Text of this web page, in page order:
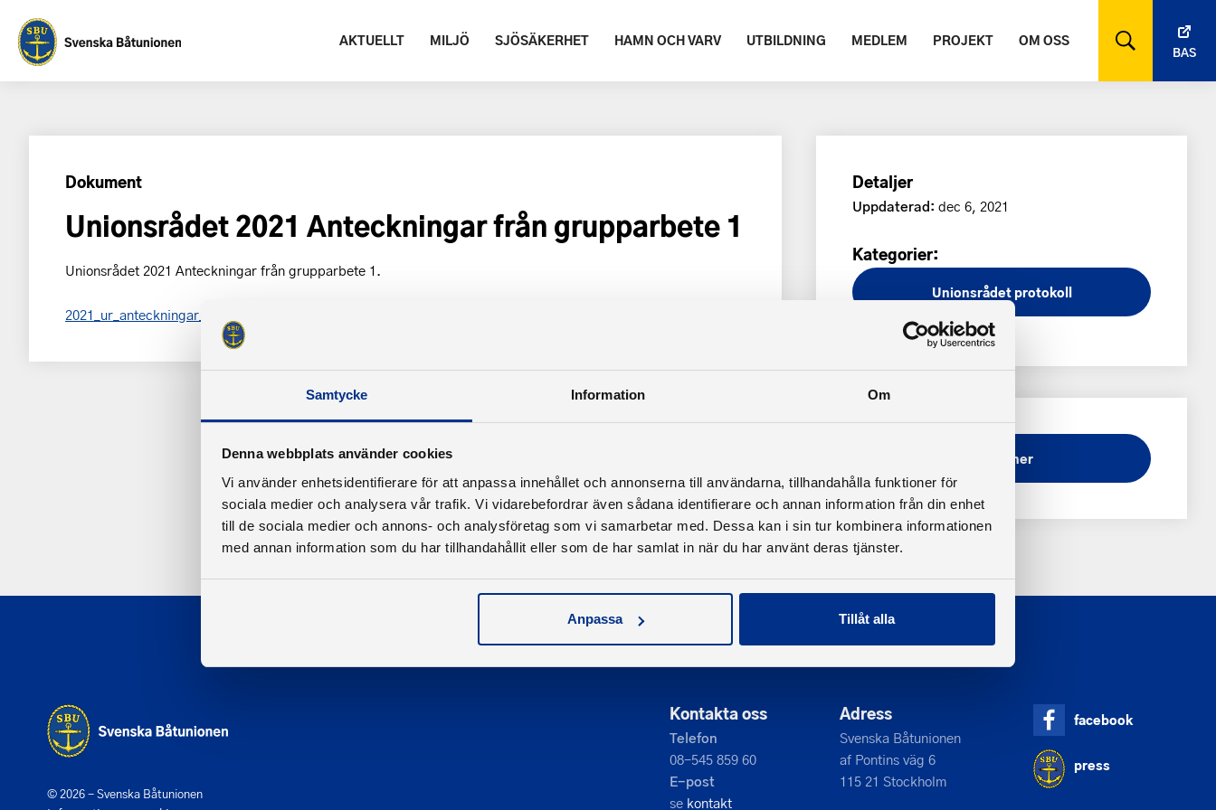
Samtycke Information Om
Denna webbplats använder cookies
Vi använder enhetsidentifierare för att anpassa innehållet och annonserna till användarna, tillhandahålla funktioner för
sociala medier och analysera vår trafik. Vi vidarebefordrar även sådana identifierare och annan information från din enhet
till de sociala medier och annons- och analysföretag som vi samarbetar med. Dessa kan i sin tur kombinera informationen
med annan information som du har tillhandahållit eller som de har samlat in när du har använt deras tjänster.
Anpassa Tillåt alla
AKTUELLT MILJÖ SJÖSÄKERHET HAMN OCH VARV UTBILDNING MEDLEM PROJEKT OM OSS
BAS
Dokument
Unionsrådet 2021 Anteckningar från grupparbete 1
Unionsrådet 2021 Anteckningar från grupparbete 1.
2021_ur_anteckningar_grupparbete1_forutskick.pdf
Detaljer
Uppdaterad:dec 6, 2021
Kategorier:
Unionsrådet protokoll
Ladda ner
© 2026 - Svenska Båtunionen
Kontakta oss
Telefon
08-545 859 60
E-post
se kontakt
Adress
Svenska Båtunionen
af Pontins väg 6
115 21 Stockholm
facebook
press